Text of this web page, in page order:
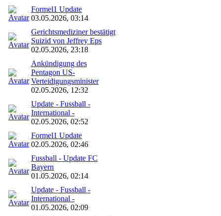
Formel1 Update
03.05.2026, 03:14
Gerichtsmediziner bestätigt
Suizid von Jeffrey Eps
02.05.2026, 23:18
Ankündigung des
Pentagon US-
Verteidigungsminister
02.05.2026, 12:32
Update - Fussball -
International -
02.05.2026, 02:52
Formel1 Update
02.05.2026, 02:46
Fussball - Update FC
Bayern
01.05.2026, 02:14
Update - Fussball -
International -
01.05.2026, 02:09